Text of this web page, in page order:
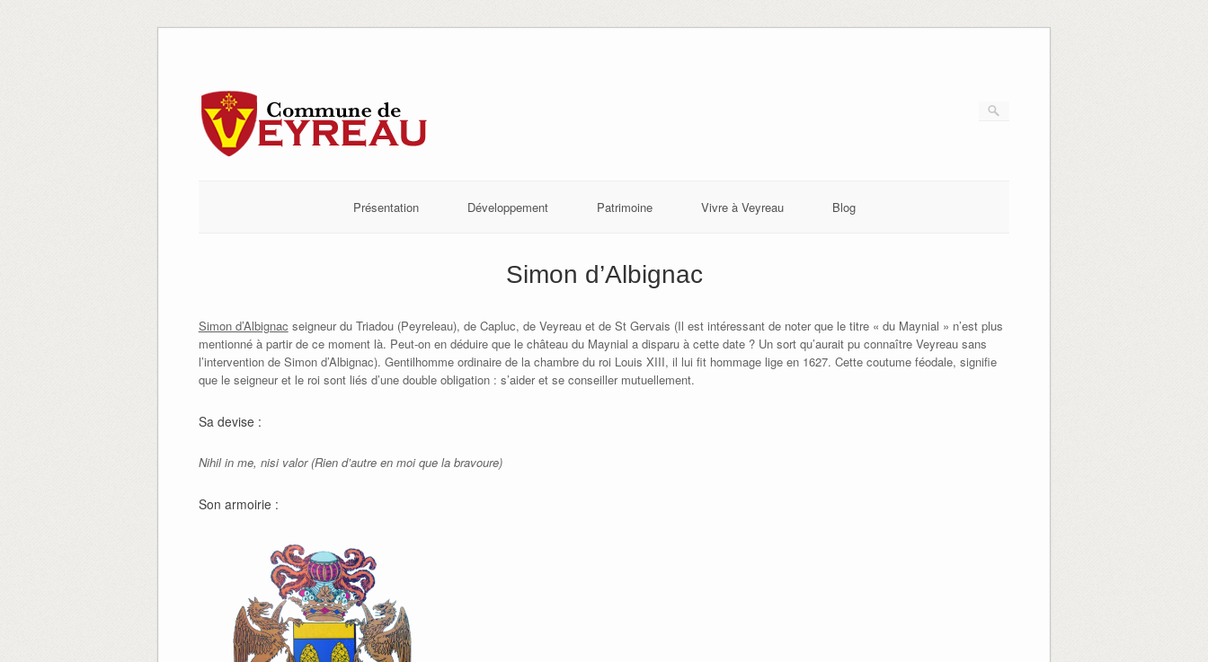
Présentation Développement Patrimoine Vivre à Veyreau Blog
Simon d’Albignac
Simon d’Albignac seigneur du Triadou (Peyreleau), de Capluc, de Veyreau et de St Gervais (Il est intéressant de noter que le titre « du Maynial » n’est plus
mentionné à partir de ce moment là. Peut-on en déduire que le château du Maynial a disparu à cette date ? Un sort qu’aurait pu connaître Veyreau sans
l’intervention de Simon d’Albignac). Gentilhomme ordinaire de la chambre du roi Louis XIII, il lui fit hommage lige en 1627. Cette coutume féodale, signifie
que le seigneur et le roi sont liés d’une double obligation : s’aider et se conseiller mutuellement.
Sa devise :
Nihil in me, nisi valor (Rien d’autre en moi que la bravoure)
Son armoirie :